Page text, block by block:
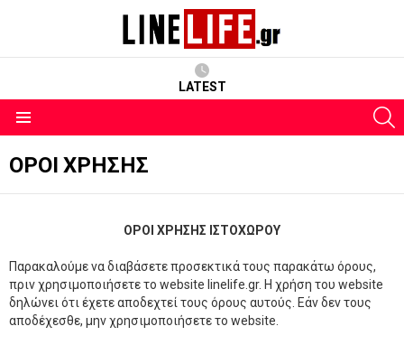
LATEST
ΌΡΟΙ ΧΡΉΣΗΣ
ΟΡΟΙ ΧΡΗΣΗΣ ΙΣΤΟΧΩΡΟΥ
Παρακαλούμε να διαβάσετε προσεκτικά τους παρακάτω όρους,
πριν χρησιμοποιήσετε το website linelife.gr. Η χρήση του website
δηλώνει ότι έχετε αποδεχτεί τους όρους αυτούς. Εάν δεν τους
αποδέχεσθε, μην χρησιμοποιήσετε το website.